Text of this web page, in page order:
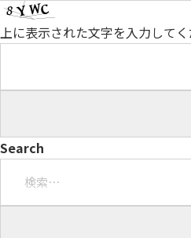
上に表示された文字を入力してく
Search